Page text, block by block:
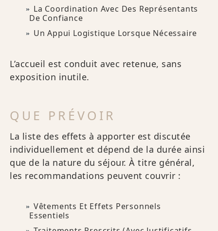
La Coordination Avec Des Représentants
De Confiance
Un Appui Logistique Lorsque Nécessaire
L’accueil est conduit avec retenue, sans
exposition inutile.
QUE PRÉVOIR
La liste des effets à apporter est discutée
individuellement et dépend de la durée ainsi
que de la nature du séjour. À titre général,
les recommandations peuvent couvrir :
Vêtements Et Effets Personnels
Essentiels